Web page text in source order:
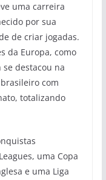
uma carreira
por sua
de criar jogadas.
da Europa, como
se destacou na
com
totalizando
uma Copa
e uma Liga